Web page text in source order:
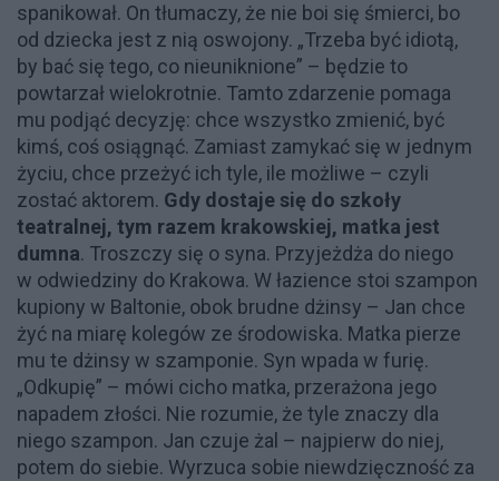
spanikował. On tłumaczy, że nie boi się śmierci, bo
od dziecka jest z nią oswojony. „Trzeba być idiotą,
by bać się tego, co nieuniknione” – będzie to
powtarzał wielokrotnie. Tamto zdarzenie pomaga
mu podjąć decyzję: chce wszystko zmienić, być
kimś, coś osiągnąć. Zamiast zamykać się w jednym
życiu, chce przeżyć ich tyle, ile możliwe – czyli
zostać aktorem. Gdy dostaje się do szkoły
teatralnej, tym razem krakowskiej, matka jest
dumna. Troszczy się o syna. Przyjeżdża do niego
w odwiedziny do Krakowa. W łazience stoi szampon
kupiony w Baltonie, obok brudne dżinsy – Jan chce
żyć na miarę kolegów ze środowiska. Matka pierze
mu te dżinsy w szamponie. Syn wpada w furię.
„Odkupię” – mówi cicho matka, przerażona jego
napadem złości. Nie rozumie, że tyle znaczy dla
niego szampon. Jan czuje żal – najpierw do niej,
potem do siebie. Wyrzuca sobie niewdzięczność za